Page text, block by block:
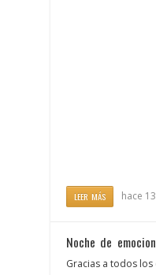
LEER MÁS hace
Noche de
Gracias a todos